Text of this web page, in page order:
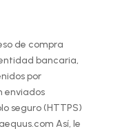
de compra
bancaria,
por
enviados
seguro (HTTPS)
Así, le